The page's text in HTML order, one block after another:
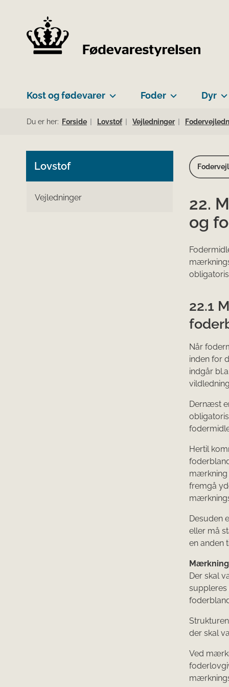
Kost og fødevarer Foder Dyr
Du er her: Forside Lovstof Vejledninger
Lovstof
Vejledninger
22.
og
22.1
Når
inden for
indgår
Dernæst
Hertil
mærkning
fremgå
Desuden
eller må
en anden
Der skal
suppleres
der skal
Ved